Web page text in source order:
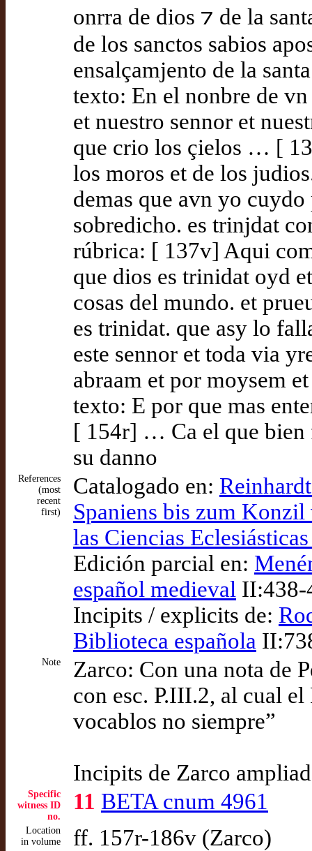
onrra de dios ⁊ de la
de los sanctos sabios
ensalçamjento de la
texto: En el nonbre de
et nuestro sennor et
que crio los çielos … [
los moros et de los
demas que avn yo
sobredicho. es trinjdat
rúbrica: [ 137v] Aqui
que dios es trinidat oyd
cosas del mundo. et
es trinidat. que asy lo
este sennor et toda via
abraam et por moysem
texto: E por que mas
[ 154r] … Ca el que bien
su danno
References
(most
recent
first)
Catalogado en:
Spaniens bis zum
las Ciencias
Edición parcial en:
español medieval II:438-
Incipits / explicits de:
Biblioteca española
Note
Zarco: Con una nota de
con esc. P.III.2, al cual el
vocablos no siempre”
Incipits de Zarco
Specific
witness ID
no.
11 BETA cnum 4961
Location
in volume
ff. 157r-186v (Zarco)